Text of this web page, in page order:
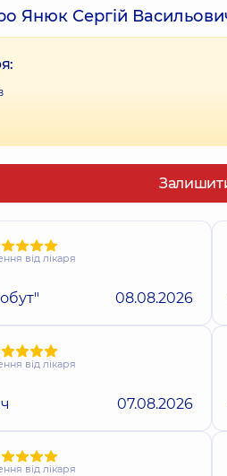
Янюк Сергій
від лікаря
08.08.2026
від лікаря
07.08.2026
від лікаря